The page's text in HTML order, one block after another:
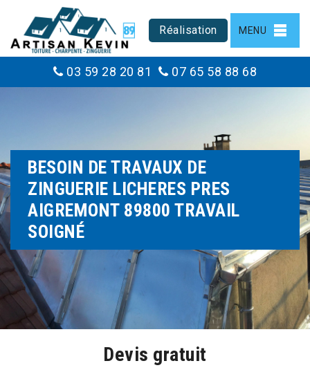
Réalisation MENU
03 59 28 20 81 07 65 58 88 68
BESOIN DE TRAVAUX DE
ZINGUERIE LICHERES PRES
AIGREMONT 89800 TRAVAIL
SOIGNÉ
Devis gratuit